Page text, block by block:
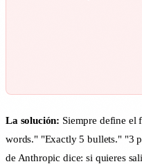
La solución: Siempre define el
words." "Exactly 5 bullets." "3
de Anthropic dice: si quieres